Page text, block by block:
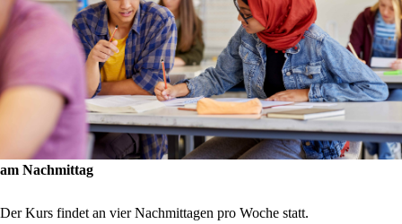
am Nachmittag
Der Kurs findet an vier Nachmittagen pro Woche statt.